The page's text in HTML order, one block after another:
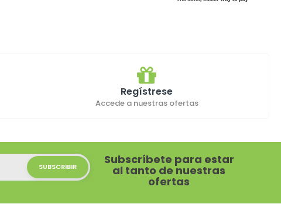
Regístrese
Accede a nuestras ofertas
Subscríbete para estar
al tanto de nuestras
ofertas